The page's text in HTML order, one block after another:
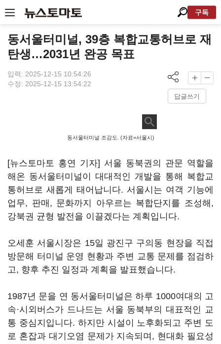
구독
동서울터미널, 39층 복합교통허브로 재
탄생…2031년 완공 목표
입력: 2025-12-15 10:54:26
수정: 2025-12-15 13:54:22
답글쓰기
동서울터미널 조감도. (자료=서울시)
[뉴스토마토 홍연 기자] 서울 동북권의 관문 역할을
해온 동서울터미널이 대대적인 개발을 통해 복합교
통허브로 새롭게 태어납니다. 서울시는 여객 기능에
업무, 판매, 문화까지 아우르는 복합단지를 조성해,
강북권 균형 발전을 이끌겠다는 계획입니다.
오세훈 서울시장은 15일 광진구 구의동 현장을 직접
방문해 터미널 운영 현황과 주변 교통 문제를 점검하
고, 향후 추진 일정과 계획을 발표했습니다.
1987년 문을 연 동서울터미널은 하루 1000여대의 고
속·시외버스가 드나드는 서울 동북부의 대표적인 교
통 중심지입니다. 하지만 시설이 노후화되고 주변 도
로 혼잡과 대기오염 문제가 지속되며, 현대화 필요성